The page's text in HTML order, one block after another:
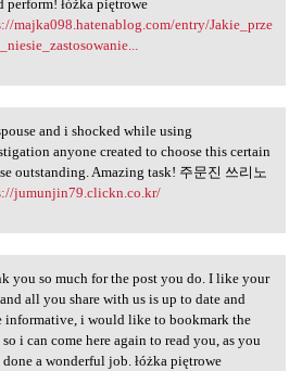
perform! łóżka piętrowe
majka098.hatenablog.com/entry/Jakie_prze
and i shocked while
and i shocked while using
anyone created to choose this certain
outstanding. Amazing task! 주문진 쓰리노
jumunjin79.clickn.co.kr/
you so much for the
you so much for the post you do. I like your
all you share with us is up to date and
informative, i would like to bookmark the
so i can come here again to read you, as you
done a wonderful job. łóżka piętrowe